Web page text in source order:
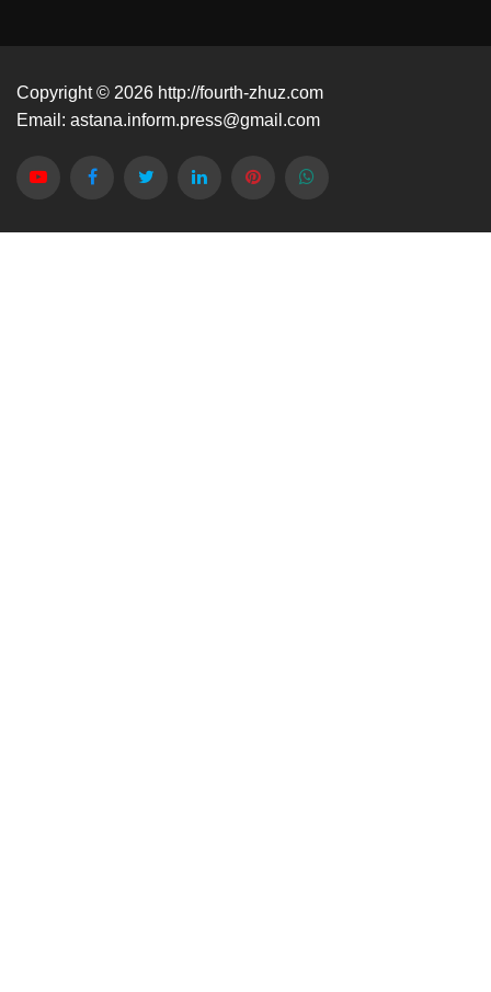
Copyright © 2026 http://fourth-zhuz.com
Email: astana.inform.press@gmail.com